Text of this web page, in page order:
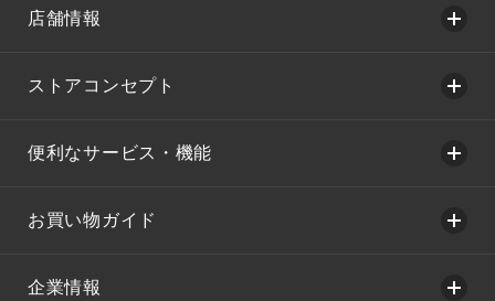
店舗情報
ストアコンセプト
便利なサービス・機能
お買い物ガイド
企業情報